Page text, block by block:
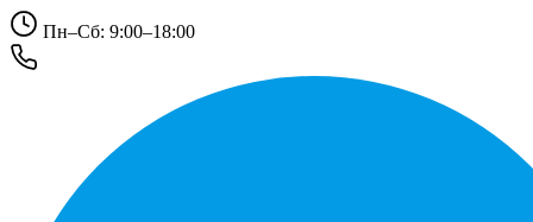
Пн–Сб: 9:00–18:00